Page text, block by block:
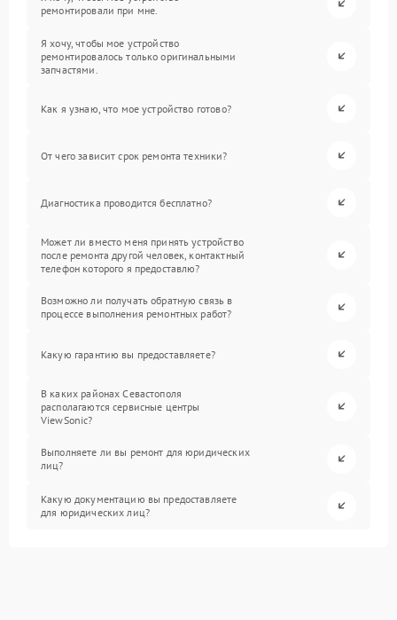
ремонтировали при мне.
Я хочу, чтобы мое устройство
ремонтировалось только оригинальными
запчастями.
Как я узнаю, что мое устройство готово?
От чего зависит срок ремонта техники?
Диагностика проводится бесплатно?
Может ли вместо меня принять устройство
после ремонта другой человек, контактный
телефон которого я предоставлю?
Возможно ли получать обратную связь в
процессе выполнения ремонтных работ?
Какую гарантию вы предоставляете?
В каких районах Севастополя
располагаются сервисные центры
ViewSonic?
Выполняете ли вы ремонт для юридических
лиц?
Какую документацию вы предоставляете
для юридических лиц?